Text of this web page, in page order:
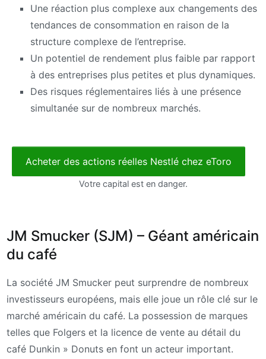
Une réaction plus complexe aux changements des
tendances de consommation en raison de la
structure complexe de l’entreprise.
Un potentiel de rendement plus faible par rapport
à des entreprises plus petites et plus dynamiques.
Des risques réglementaires liés à une présence
simultanée sur de nombreux marchés.
Acheter des actions réelles Nestlé chez eToro
Votre capital est en danger.
JM Smucker (SJM) – Géant américain
du café
La société JM Smucker peut surprendre de nombreux
investisseurs européens, mais elle joue un rôle clé sur le
marché américain du café. La possession de marques
telles que Folgers et la licence de vente au détail du
café Dunkin » Donuts en font un acteur important.